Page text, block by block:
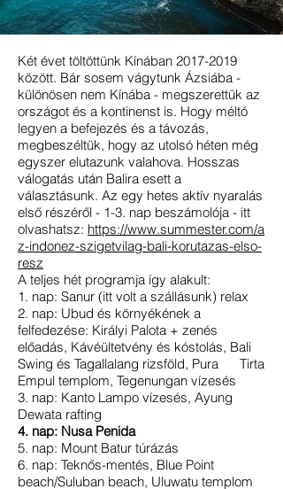
Két évet töltöttünk Kínában 2017-2019
között. Bár sosem vágytunk Ázsiába -
különösen nem Kínába - megszerettük az
országot és a kontinenst is. Hogy méltó
legyen a befejezés és a távozás,
megbeszéltük, hogy az utolsó héten még
egyszer elutazunk valahova. Hosszas
válogatás után Balira esett a
választásunk. Az egy hetes aktív nyaralás
első részéről - 1-3. nap beszámolója - itt
olvashatsz: https://www.summester.com/a
z-indonez-szigetvilag-bali-korutazas-elso-
resz
A teljes hét programja így alakult:
1. nap: Sanur (itt volt a szállásunk) relax
2. nap: Ubud és környékének a
felfedezése: Királyi Palota + zenés
előadás, Kávéültetvény és kóstolás, Bali
Swing és Tagallalang rizsföld, Pura Tirta
Empul templom, Tegenungan vízesés
3. nap: Kanto Lampo vízesés, Ayung
Dewata rafting
4. nap: Nusa Penida
5. nap: Mount Batur túrázás
6. nap: Teknős-mentés, Blue Point
beach/Suluban beach, Uluwatu templom